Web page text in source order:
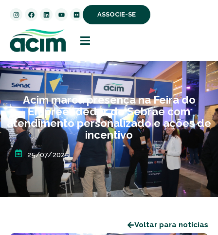
ASSOCIE-SE
Acim marca presença na Feira do
Empreendedor do Sebrae com
atendimento personalizado e ações de
incentivo
25/07/2025
Voltar para notícias